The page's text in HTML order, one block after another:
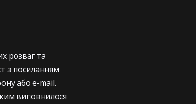
розваг та
з посиланням
або e-mail.
виповнилося